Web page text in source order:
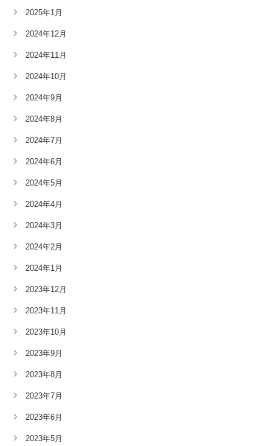
2025年1月
2024年12月
2024年11月
2024年10月
2024年9月
2024年8月
2024年7月
2024年6月
2024年5月
2024年4月
2024年3月
2024年2月
2024年1月
2023年12月
2023年11月
2023年10月
2023年9月
2023年8月
2023年7月
2023年6月
2023年5月